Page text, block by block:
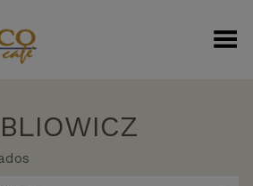
Menú Alterno